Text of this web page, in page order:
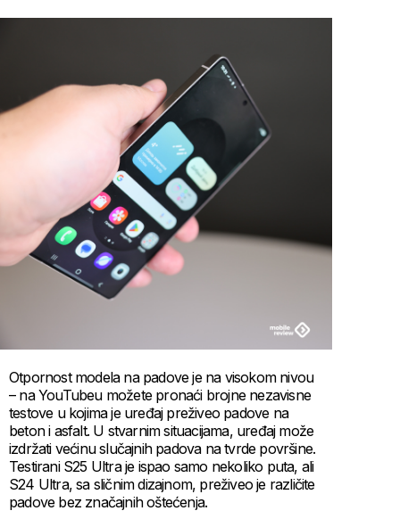
Otpornost modela na padove je na visokom nivou
– na YouTubeu možete pronaći brojne nezavisne
testove u kojima je uređaj preživeo padove na
beton i asfalt. U stvarnim situacijama, uređaj može
izdržati većinu slučajnih padova na tvrde površine.
Testirani S25 Ultra je ispao samo nekoliko puta, ali
S24 Ultra, sa sličnim dizajnom, preživeo je različite
padove bez značajnih oštećenja.